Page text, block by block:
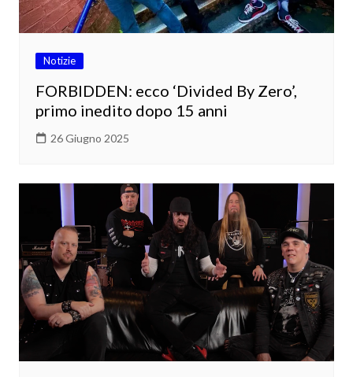
Notizie
FORBIDDEN: ecco ‘Divided By Zero’,
primo inedito dopo 15 anni
26 Giugno 2025